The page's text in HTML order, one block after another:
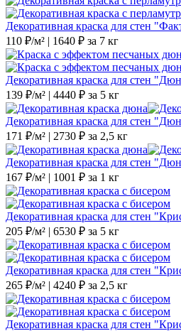
Декоративная краска для стен
110 ₽/м² | 1640 ₽ за 7 кг
Декоративная краска для стен
139 ₽/м² | 4440 ₽ за 5 кг
Декоративная краска для стен
171 ₽/м² | 2730 ₽ за 2,5 кг
Декоративная краска для стен
167 ₽/м² | 1001 ₽ за 1 кг
Декоративная краска для стен
205 ₽/м² | 6530 ₽ за 5 кг
Декоративная краска для стен
265 ₽/м² | 4240 ₽ за 2,5 кг
Декоративная краска для стен